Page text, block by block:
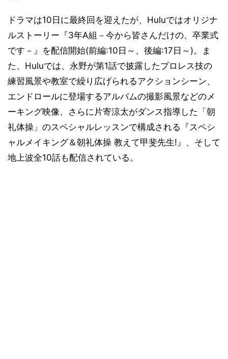
ドラマは10日に最終回を迎えたが、Huluではオリジナ
ルストーリー『3年A組－今から皆さんだけの、卒業式
です－』を配信開始(前編:10日～、後編:17日～)。ま
た、Huluでは、永野が第1話で披露したプロレス技の
練習風景や教室で繰り広げられるアクションシーン、
エンドロールに登場するアルバムの撮影風景などのメ
ーキング映像、さらに片寄涼太がダンス指導した「朝
礼体操」のスペシャルレッスンで構成される『スペシ
ャルメイキング＆朝礼体操 教えて甲斐先生!』、そして
地上波全10話も配信されている。